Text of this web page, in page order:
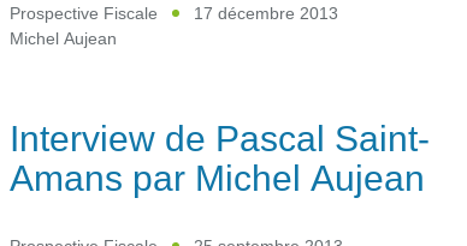
Prospective Fiscale
17 décembre 2013
Michel Aujean
Interview de Pascal Saint-
Amans par Michel Aujean